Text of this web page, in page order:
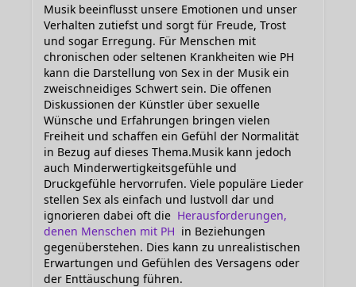
Musik beeinflusst unsere Emotionen und unser
Verhalten zutiefst und sorgt für Freude, Trost
und sogar Erregung. Für Menschen mit
chronischen oder seltenen Krankheiten wie PH
kann die Darstellung von Sex in der Musik ein
zweischneidiges Schwert sein. Die offenen
Diskussionen der Künstler über sexuelle
Wünsche und Erfahrungen bringen vielen
Freiheit und schaffen ein Gefühl der Normalität
in Bezug auf dieses Thema.Musik kann jedoch
auch Minderwertigkeitsgefühle und
Druckgefühle hervorrufen. Viele populäre Lieder
stellen Sex als einfach und lustvoll dar und
ignorieren dabei oft die Herausforderungen,
denen Menschen mit PH in Beziehungen
gegenüberstehen. Dies kann zu unrealistischen
Erwartungen und Gefühlen des Versagens oder
der Enttäuschung führen.